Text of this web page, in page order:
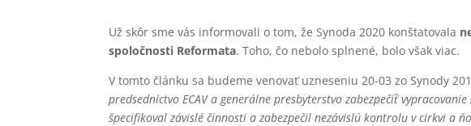
Už skôr sme vás informovali o tom, že Synoda 2020 konštatovala
spoločnosti Reformata. Toho, čo nebolo splnené, bolo však viac.
V tomto článku sa budeme venovať uzneseniu 20-03 zo Synody
predsedníctvo ECAV a generálne presbyterstvo zabezpečiť̌
špecifikoval závislé činnosti a zabezpečil nezávislú kontrolu v cirkvi a